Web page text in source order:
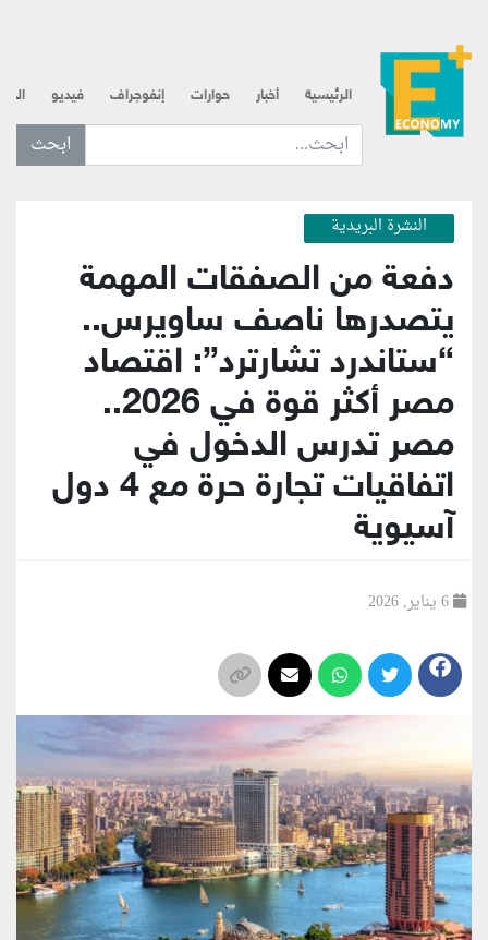
الرئيسية أخبار حوارات إنفوجراف فيديو
ابحث عن... :
النشرة البريدية
دفعة من الصفقات المهمة
يتصدرها ناصف ساويرس..
“ستاندرد تشارترد”: اقتصاد
مصر أكثر قوة في 2026..
مصر تدرس الدخول في
اتفاقيات تجارة حرة مع 4 دول
آسيوية